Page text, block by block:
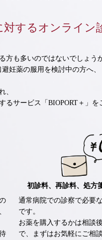
対するオンライ
方も多いのではないでしょう
妊薬の服用を検討中の方へ、
、
サービス「BIOPORT＋」を
初診料、再診料、処方
通常病院での診察で必要
です。
お薬を購入するかは相談
で、まずはお気軽にご相